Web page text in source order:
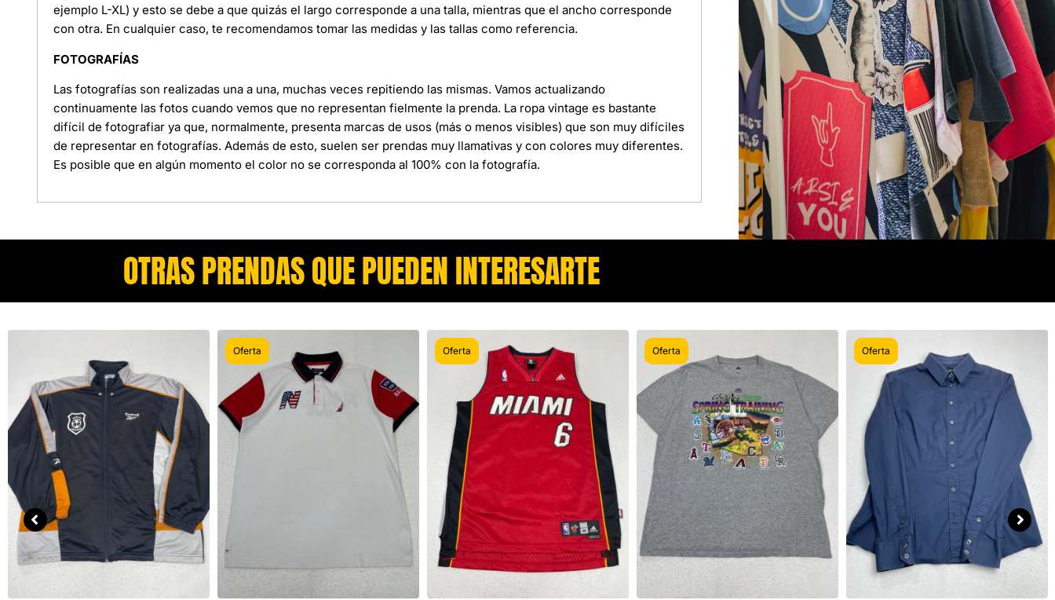
ejemplo L-XL) y esto se debe a que quizás el largo corresponde a una talla, mientras que el ancho corresponde
con otra. En cualquier caso, te recomendamos tomar las medidas y las tallas como referencia.
FOTOGRAFÍAS
Las fotografías son realizadas una a una, muchas veces repitiendo las mismas. Vamos actualizando
continuamente las fotos cuando vemos que no representan fielmente la prenda. La ropa vintage es bastante
difícil de fotografiar ya que, normalmente, presenta marcas de usos (más o menos visibles) que son muy difíciles
de representar en fotografías. Además de esto, suelen ser prendas muy llamativas y con colores muy diferentes.
Es posible que en algún momento el color no se corresponda al 100% con la fotografía.
OTRAS PRENDAS QUE PUEDEN INTERESARTE​
Oferta Oferta Oferta Oferta